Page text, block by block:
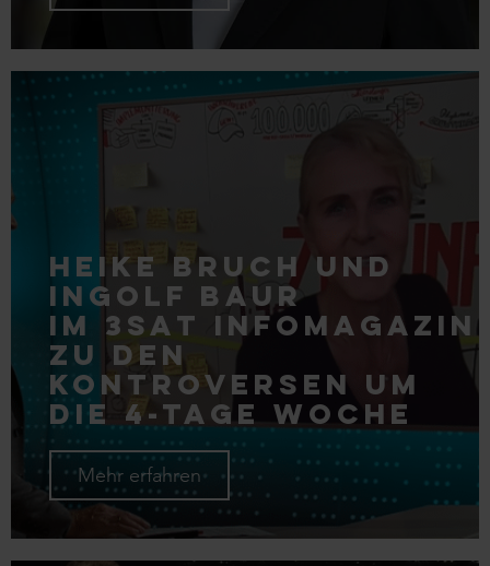
Heike Bruch und
Ingolf Baur
im 3sat Infomagazin
zu den
Kontroversen um
die 4-Tage Woche
Mehr erfahren